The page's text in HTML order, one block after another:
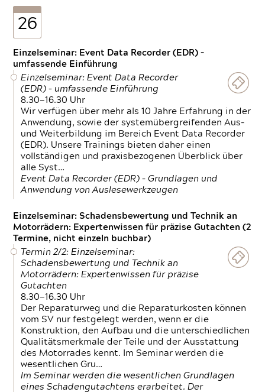
26
Einzelseminar: Event Data Recorder (EDR) –
umfassende Einführung
Einzelseminar: Event Data Recorder
(EDR) – umfassende Einführung
8.30—16.30 Uhr
Wir verfügen über mehr als 10 Jahre Erfahrung in der
Anwendung, sowie der systemübergreifenden Aus-
und Weiterbildung im Bereich Event Data Recorder
(EDR). Unsere Trainings bieten daher einen
vollständigen und praxisbezogenen Überblick über
alle Syst…
Event Data Recorder (EDR) – Grundlagen und
Anwendung von Auslesewerkzeugen
Einzelseminar: Schadensbewertung und Technik an
Motorrädern: Expertenwissen für präzise Gutachten (2
Termine, nicht einzeln buchbar)
Termin 2/2: Einzelseminar:
Schadensbewertung und Technik an
Motorrädern: Expertenwissen für präzise
Gutachten
8.30—16.30 Uhr
Der Reparaturweg und die Reparaturkosten können
vom SV nur festgelegt werden, wenn er die
Konstruktion, den Aufbau und die unterschiedlichen
Qualitätsmerkmale der Teile und der Ausstattung
des Motorrades kennt. Im Seminar werden die
wesentlichen Gru…
Im Seminar werden die wesentlichen Grundlagen
eines Schadengutachtens erarbeitet. Der